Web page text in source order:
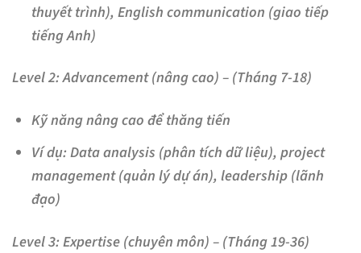
thuyết trình), English communication (giao tiếp
tiếng Anh)
Level 2: Advancement (nâng cao) – (Tháng 7-18)
Kỹ năng nâng cao để thăng tiến
Ví dụ: Data analysis (phân tích dữ liệu), project
management (quản lý dự án), leadership (lãnh
đạo)
Level 3: Expertise (chuyên môn) – (Tháng 19-36)